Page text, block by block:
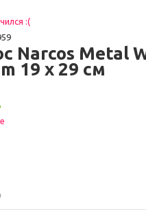
:(
Narcos Metal
19 x 29 см